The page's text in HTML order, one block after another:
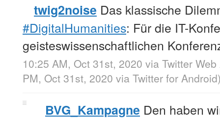
twig2noise Das klassische
#DigitalHumanities: Für die IT-
geisteswissenschaftlichen
10:25 AM, Oct 31st, 2020 via Twitter Web
PM, Oct 31st, 2020 via Twitter for Android
BVG_Kampagne Den haben